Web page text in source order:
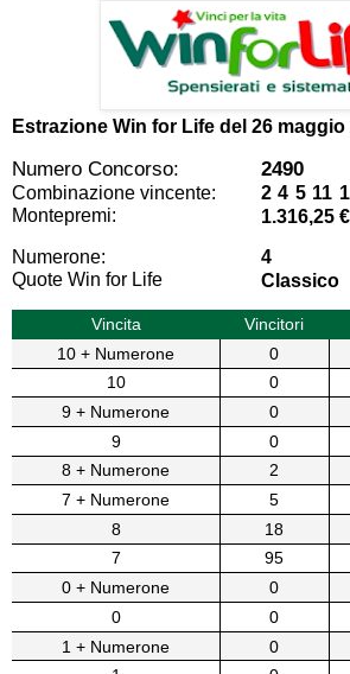
Estrazione Win for Life del 26 maggio
Numero Concorso: 2490
Combinazione vincente:
2 4 5 11
Montepremi:
1.316,25 €
Numerone:
4
Quote Win for Life
Classico
Vincita Vincitori
10 + Numerone
0
10
0
9 + Numerone
0
9
0
8 + Numerone
2
7 + Numerone
5
8
18
7
95
0 + Numerone
0
0
0
1 + Numerone
0